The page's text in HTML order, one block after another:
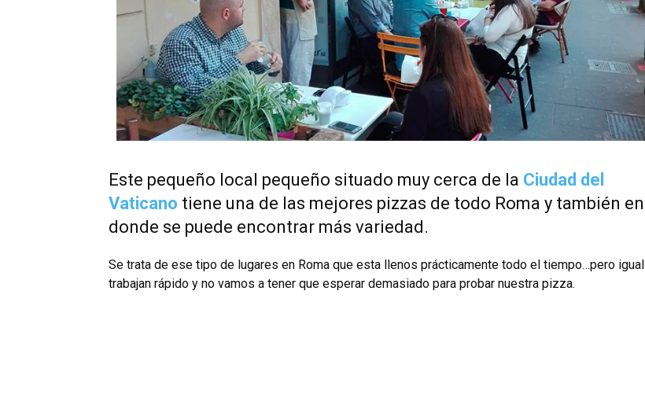
Este pequeño local pequeño situado muy cerca de la Ciudad del
Vaticano tiene una de las mejores pizzas de todo Roma y también en
donde se puede encontrar más variedad.
Se trata de ese tipo de lugares en Roma que esta llenos prácticamente todo el tiempo…pero igual
trabajan rápido y no vamos a tener que esperar demasiado para probar nuestra pizza.